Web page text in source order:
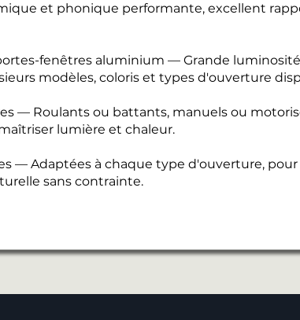
et phonique performante, excellent
fenêtres aluminium — Grande
modèles, coloris et types d'ouverture
— Roulants ou battants, manuels ou
lumière et chaleur.
— Adaptées à chaque type d'ouverture,
sans contrainte.